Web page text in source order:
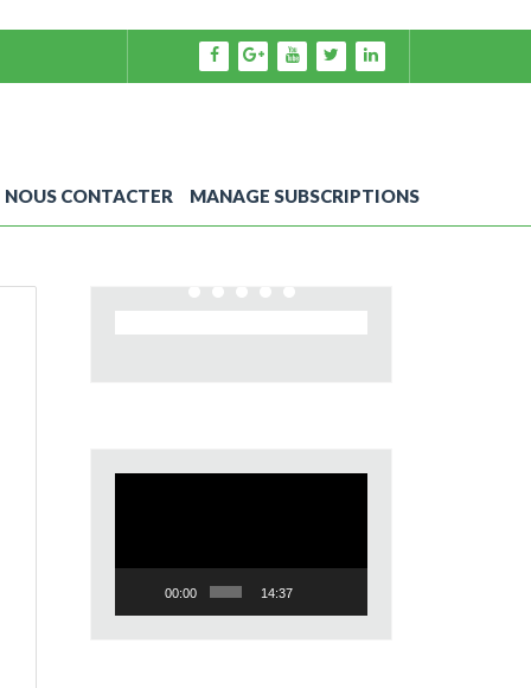
NOUS CONTACTER MANAGE SUBSCRIPTIONS
00:00 14:37